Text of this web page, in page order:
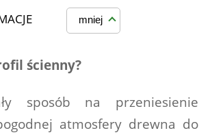
mniej
ścienny?
sposób na przeniesienie
atmosfery drewna do